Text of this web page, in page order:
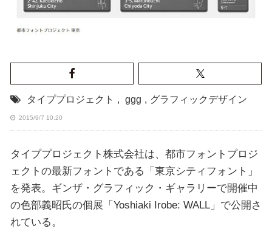
タイププロジェクト , ggg , グラフィックデザイン
2015/9/7 10:20
タイププロジェクト株式会社は、都市フォントプロジ
ェクトの最新フォントである「東京シティフォント」
を発表。ギンザ・グラフィック・ギャラリーで開催中
の色部義昭氏の個展「Yoshiaki Irobe: WALL」で公開さ
れている。